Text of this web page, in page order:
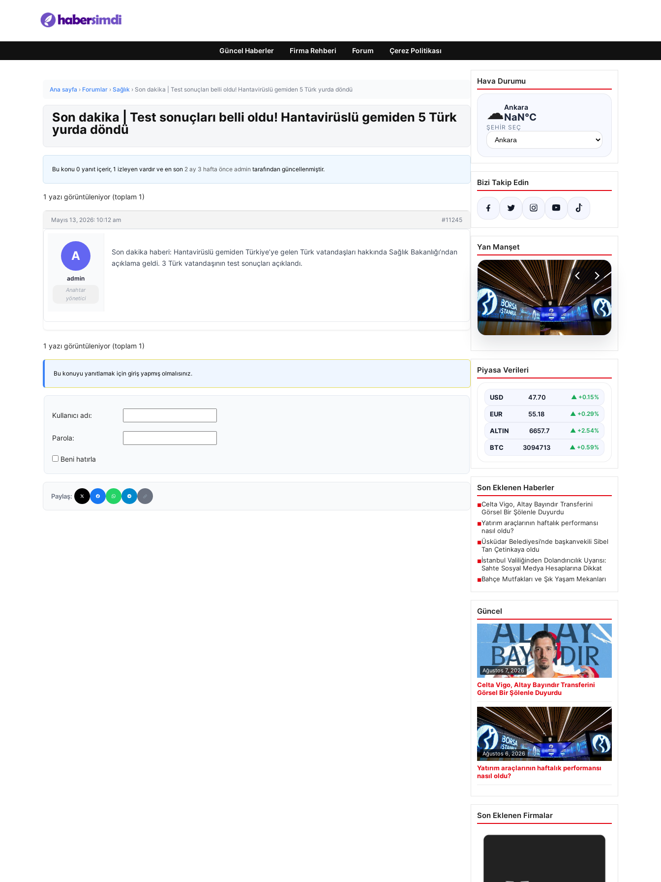
Güncel Haberler Firma Rehberi Forum Çerez Politikası
Ana sayfa › Forumlar › Sağlık › Son dakika | Test sonuçları belli oldu! Hantavirüslü gemiden 5 Türk yurda döndü
Son dakika | Test sonuçları belli oldu! Hantavirüslü gemiden 5 Türk
yurda döndü
Bu konu 0 yanıt içerir, 1 izleyen vardır ve en son 2 ay 3 hafta önce admin tarafından güncellenmiştir.
1 yazı görüntüleniyor (toplam 1)
Mayıs 13, 2026: 10:12 am #11245
A
admin
Anahtar
yönetici
Son dakika haberi: Hantavirüslü gemiden Türkiye’ye gelen Türk vatandaşları hakkında Sağlık Bakanlığı’ndan
açıklama geldi. 3 Türk vatandaşının test sonuçları açıklandı.
1 yazı görüntüleniyor (toplam 1)
Bu konuyu yanıtlamak için giriş yapmış olmalısınız.
Kullanıcı adı:
Parola:
Beni hatırla
Paylaş:
Hava Durumu
☁Ankara
NaN°C
ŞEHIR SEÇ
Bizi Takip Edin
Yan Manşet
Yatırım araçlarının haftalık
performansı nasıl oldu?
Piyasa Verileri
USD 47.70 ▲ +0.15%
EUR 55.18 ▲ +0.29%
ALTIN 6657.7 ▲ +2.54%
BTC 3094713 ▲ +0.59%
Son Eklenen Haberler
■Celta Vigo, Altay Bayındır Transferini
Görsel Bir Şölenle Duyurdu
■Yatırım araçlarının haftalık performansı
nasıl oldu?
■Üsküdar Belediyesi’nde başkanvekili Sibel
Tan Çetinkaya oldu
■İstanbul Valiliğinden Dolandırıcılık Uyarısı:
Sahte Sosyal Medya Hesaplarına Dikkat
■Bahçe Mutfakları ve Şık Yaşam Mekanları
Güncel
Ağustos 7, 2026
Celta Vigo, Altay Bayındır Transferini
Görsel Bir Şölenle Duyurdu
Ağustos 6, 2026
Yatırım araçlarının haftalık performansı
nasıl oldu?
Son Eklenen Firmalar